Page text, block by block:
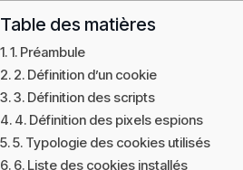
Table des matières
1. Préambule
2. Définition d’un cookie
3. Définition des scripts
4. Définition des pixels espions
5. Typologie des cookies utilisés
6. Liste des cookies installés